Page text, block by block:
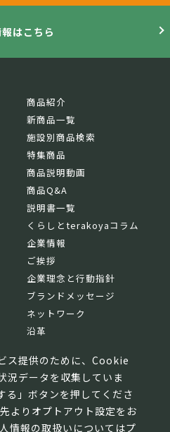
ス提供のために、Cookie
況データを収集していま
る」ボタンを押してくださ
よりオプトアウト設定をお
情報の取扱いについてはプ
はこちら
商品紹介
新商品一覧
施設別商品検索
特集商品
商品説明動画
商品Q&A
説明書一覧
くらしとterakoyaコラム
企業情報
ご挨拶
企業理念と行動指針
ブランドメッセージ
ネットワーク
沿革